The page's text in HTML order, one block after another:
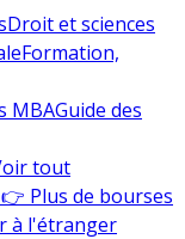
Droit et sciences
Formation,
MBAGuide des
tout
👉 Plus de bourses
à l'étranger